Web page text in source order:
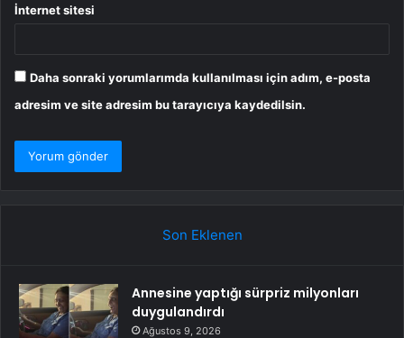
İnternet sitesi
Daha sonraki yorumlarımda kullanılması için adım, e-posta
adresim ve site adresim bu tarayıcıya kaydedilsin.
Son Eklenen
Annesine yaptığı sürpriz milyonları
duygulandırdı
Ağustos 9, 2026